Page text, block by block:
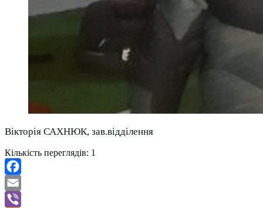
Вікторія САХНЮК, зав.відділення
Кількість переглядів: 1
Facebook
Email